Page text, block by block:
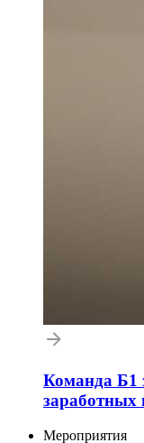
Команда Б1
заработных
Мероприятия